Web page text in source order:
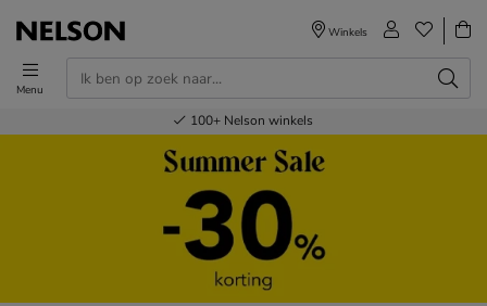
Menu
Winkels
Voor 23.00u besteld,volgende dag in huis
Gratisverzending en retour
Bestel nu,betaal later
100+ Nelson winkels